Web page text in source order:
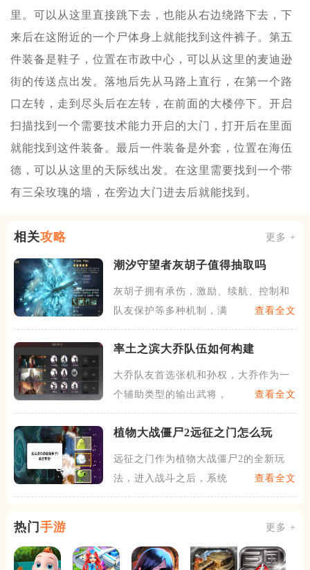
里。可以从这里直接跳下去，也能从右边绕路下去，下
来后在这附近的一个尸体身上就能找到这件裤子。第五
件装备是鞋子，位置在市政中心，可以从这里的麦迪逊
街的传送点出发。落地后先从马路上直行，在第一个路
口左转，走到尽头后在左转，在前面的大楼停下。开启
扫描找到一个需要技术能力开启的大门，打开后在里面
就能找到这件装备。最后一件装备是外套，位置在海伍
德，可以从这里的天际线出发。在这里需要找到一个带
有三朵玫瑰的墙，在旁边大门进去后就能找到。
相关攻略 更多 +
潮汐守望者灰胡子值得抽取吗
灰胡子拥有承伤，激励、续航、控制和
队友保护等多种机制，满级血
查看全文
率土之滨大乔队伍如何构建
大乔队友首选张机和孙权，大乔作为一
个辅助类型的输出武将，不仅
查看全文
植物大战僵尸2远征之门怎么玩
远征之门作为植物大战僵尸2的全新玩
法，进入战斗之后，系统会给
查看全文
热门 手游 更多 +